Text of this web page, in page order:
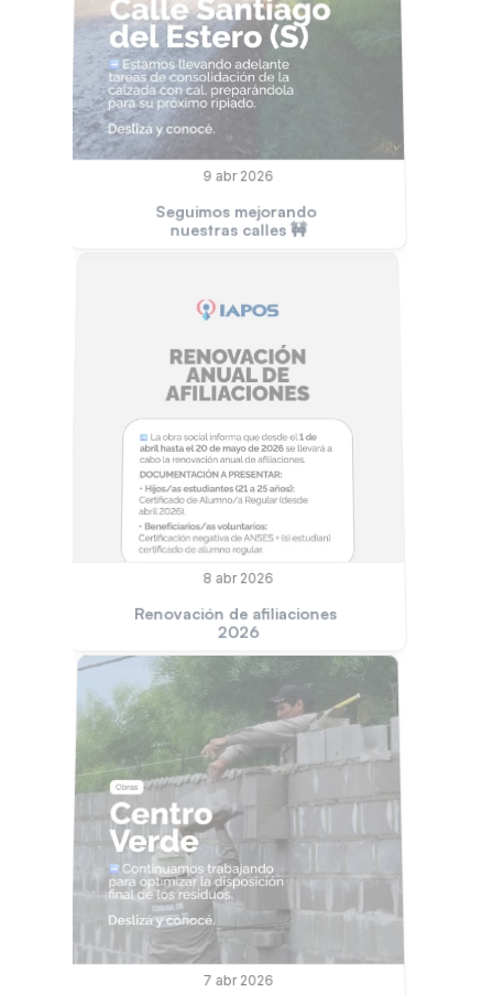
Seguimos mejorando
nuestras calles 🚧
9 abr 2026
Renovación de afiliaciones
2026
8 abr 2026
7 abr 2026